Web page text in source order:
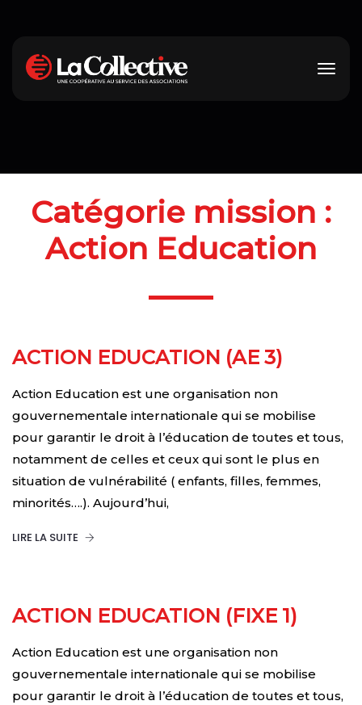
Catégorie mission :
Action Education
ACTION EDUCATION (AE 3)
Action Education est une organisation non
gouvernementale internationale qui se mobilise
pour garantir le droit à l’éducation de toutes et tous,
notamment de celles et ceux qui sont le plus en
situation de vulnérabilité ( enfants, filles, femmes,
minorités….). Aujourd’hui,
LIRE LA SUITE
ACTION EDUCATION (FIXE 1)
Action Education est une organisation non
gouvernementale internationale qui se mobilise
pour garantir le droit à l’éducation de toutes et tous,